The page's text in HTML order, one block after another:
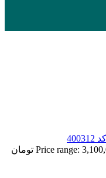
Price range: 3,100,000 تومان